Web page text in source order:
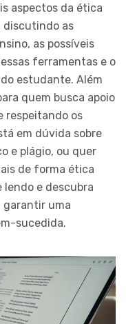
aspectos da ética
discutindo as
as possíveis
ferramentas e o
estudante. Além
quem busca apoio
respeitando os
em dúvida sobre
e plágio, ou quer
de forma ética
e descubra
garantir uma
sucedida.